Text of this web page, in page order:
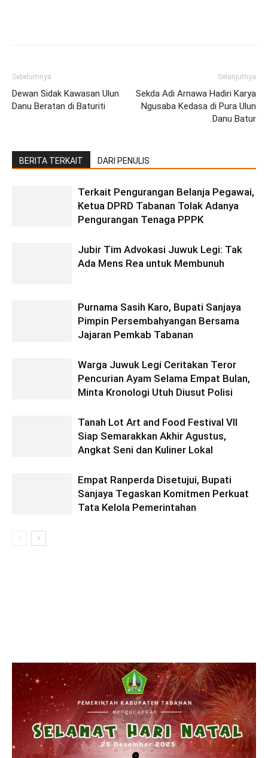
Sebelumnya
Dewan Sidak Kawasan Ulun
Danu Beratan di Baturiti
Selanjutnya
Sekda Adi Arnawa Hadiri Karya
Ngusaba Kedasa di Pura Ulun
Danu Batur
BERITA TERKAIT DARI PENULIS
Terkait Pengurangan Belanja Pegawai,
Ketua DPRD Tabanan Tolak Adanya
Pengurangan Tenaga PPPK
Jubir Tim Advokasi Juwuk Legi: Tak
Ada Mens Rea untuk Membunuh
Purnama Sasih Karo, Bupati Sanjaya
Pimpin Persembahyangan Bersama
Jajaran Pemkab Tabanan
Warga Juwuk Legi Ceritakan Teror
Pencurian Ayam Selama Empat Bulan,
Minta Kronologi Utuh Diusut Polisi
Tanah Lot Art and Food Festival VII
Siap Semarakkan Akhir Agustus,
Angkat Seni dan Kuliner Lokal
Empat Ranperda Disetujui, Bupati
Sanjaya Tegaskan Komitmen Perkuat
Tata Kelola Pemerintahan